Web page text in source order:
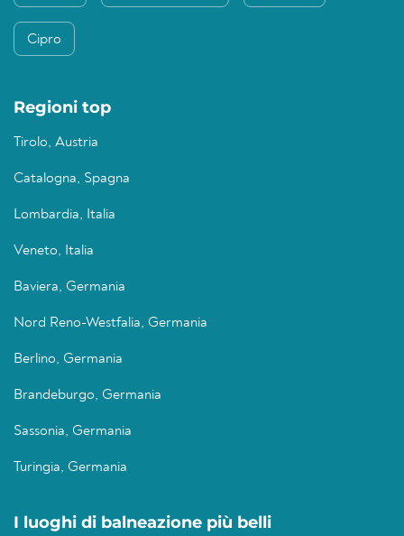
Cipro
Regioni top
Tirolo, Austria
Catalogna, Spagna
Lombardia, Italia
Veneto, Italia
Baviera, Germania
Nord Reno-Westfalia, Germania
Berlino, Germania
Brandeburgo, Germania
Sassonia, Germania
Turingia, Germania
I luoghi di balneazione più belli